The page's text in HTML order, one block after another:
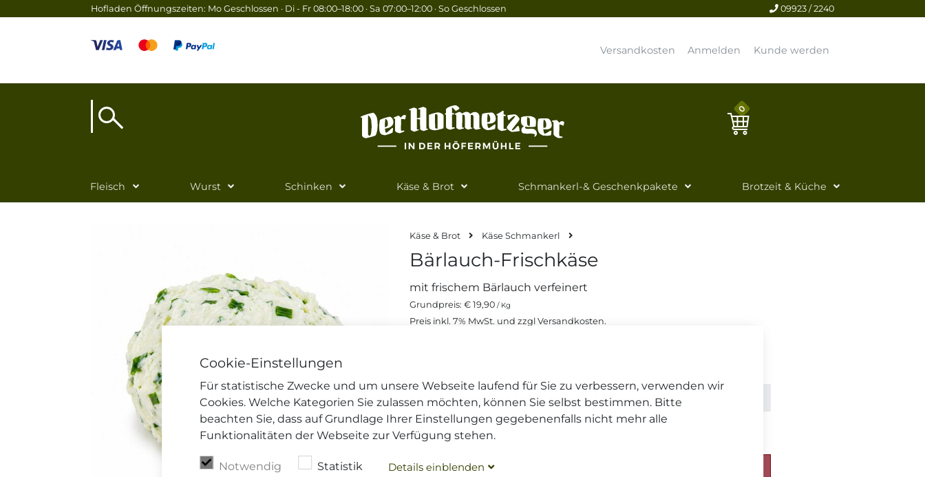
Cookie-Einstellungen
Für statistische Zwecke und um unsere Webseite laufend für Sie zu verbessern, verwenden wir
Cookies. Welche Kategorien Sie zulassen möchten, können Sie selbst bestimmen. Bitte
beachten Sie, dass auf Grundlage Ihrer Einstellungen gegebenenfalls nicht mehr alle
Funktionalitäten der Webseite zur Verfügung stehen.
Notwendig Statistik Detailseinblenden
09923 / 2240
Hofladen Öffnungszeiten: Mo Geschlossen · Di - Fr 08:00–18:00 · Sa 07:00–12:00 · So Geschlossen
Versandkosten Anmelden Kunde werden
0
Fleisch Wurst Schinken Käse & Brot Schmankerl-& Geschenkpakete Brotzeit & Küche
Käse & Brot Käse Schmankerl
Bärlauch-Frischkäse
mit frischem Bärlauch verfeinert
Grundpreis: € 19,90 / Kg
Preis inkl. 7% MwSt. und zzgl Versandkosten.
€ 3,98 (200 g),€ 19,90 / Kg, inkl. MwSt. zzgl.Versand
Menge
Dieser Artikel wird gekühlt verschickt. Bitte beachten Sie